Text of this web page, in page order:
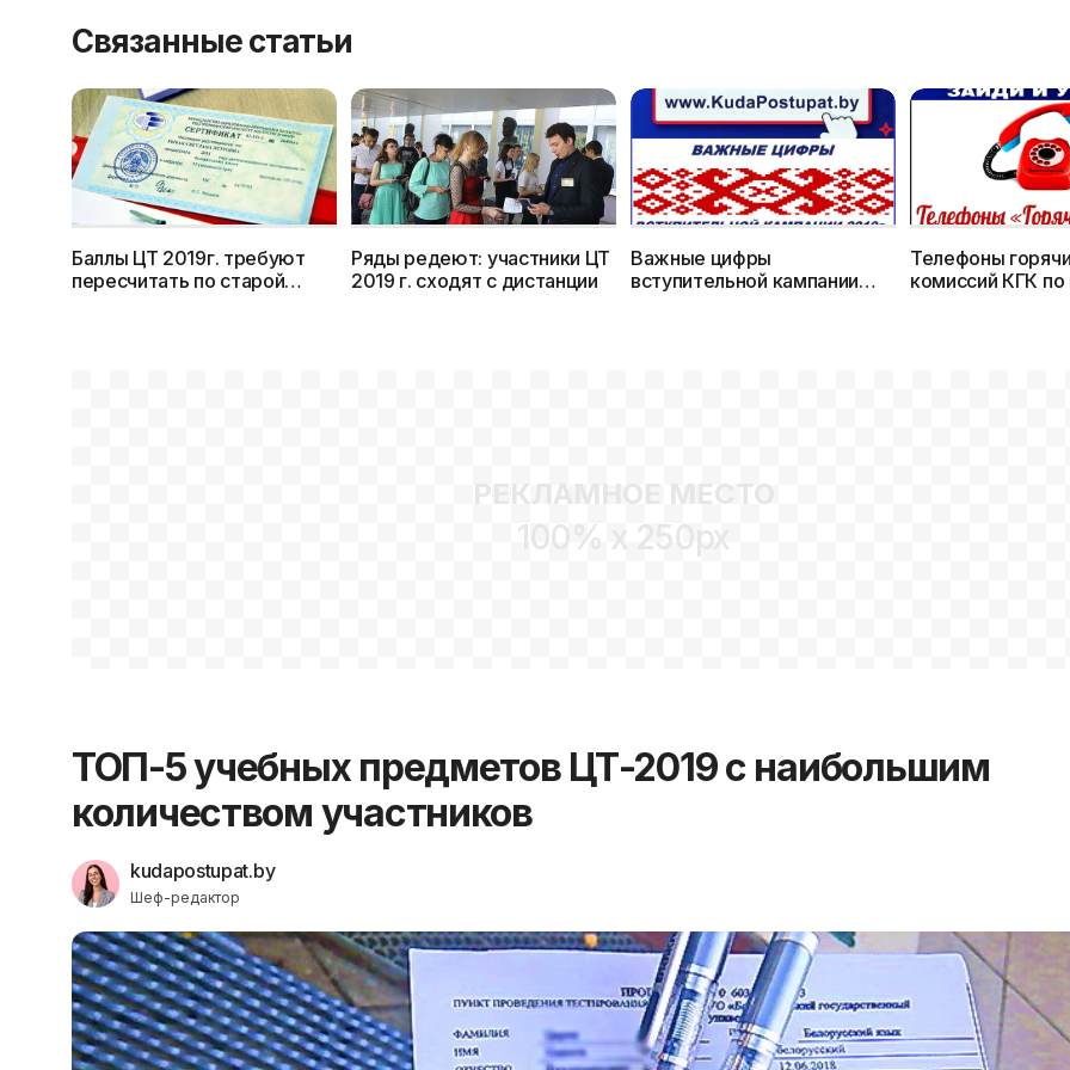
Связанные статьи
Баллы ЦТ 2019г. требуют
пересчитать по старой
Ряды редеют: участники ЦТ
2019 г. сходят с дистанции
Важные цифры
вступительной кампании
Телефоны
комиссий КГК
РЕКЛАМНОЕ МЕСТО
100% x 250px
ТОП-5 учебных предметов ЦТ-2019 с наибольшим
количеством участников
kudapostupat.by
Шеф-редактор